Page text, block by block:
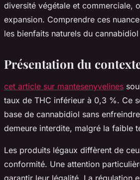
diversité végétale et commerciale,
expansion. Comprendre ces
les bienfaits naturels du
Présentation du
cet article sur mantesenyvelines
taux de THC inférieur à 0,3 %. Ce
base de cannabidiol sans
demeure interdite, malgré la faible
Les produits légaux diffèrent de
conformité. Une attention